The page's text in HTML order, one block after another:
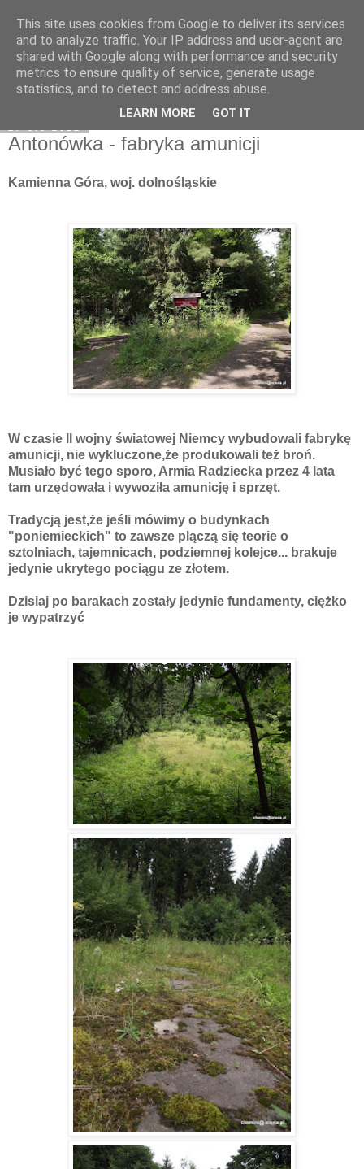
Moje miejsce
Antonówka - fabryka amunicji
Kamienna Góra, woj. dolnośląskie
W czasie II wojny światowej Niemcy wybudowali fabrykę
amunicji, nie wykluczone,że produkowali też broń.
Musiało być tego sporo, Armia Radziecka przez 4 lata
tam urzędowała i wywoziła amunicję i sprzęt.
Tradycją jest,że jeśli mówimy o budynkach
"poniemieckich" to zawsze plączą się teorie o
sztolniach, tajemnicach, podziemnej kolejce... brakuje
jedynie ukrytego pociągu ze złotem.
Dzisiaj po barakach zostały jedynie fundamenty, ciężko
je wypatrzyć
This site uses cookies from Google to deliver its services
and to analyze traffic. Your IP address and user-agent are
shared with Google along with performance and security
metrics to ensure quality of service, generate usage
statistics, and to detect and address abuse.
LEARN MORE GOT IT